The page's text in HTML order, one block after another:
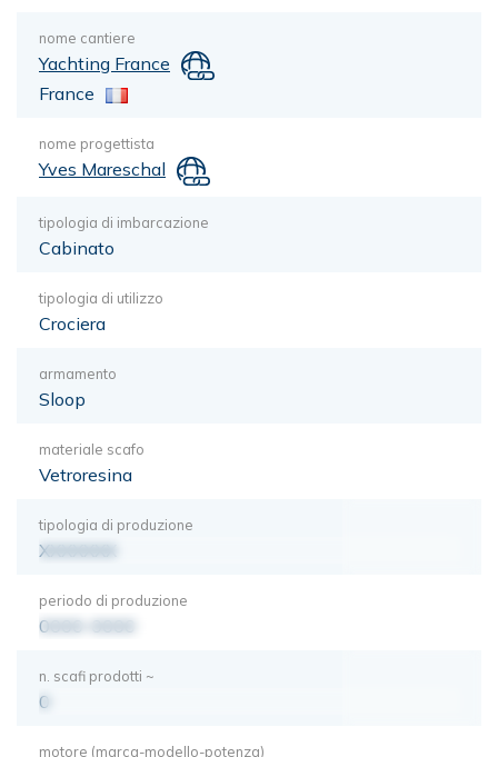
nome cantiere
Yachting France
France
nome progettista
Yves Mareschal
tipologia di imbarcazione
Cabinato
tipologia di utilizzo
Crociera
armamento
Sloop
materiale scafo
Vetroresina
tipologia di produzione
XXXXXXX
periodo di produzione
0000-0000
n. scafi prodotti ~
0
motore (marca-modello-potenza)